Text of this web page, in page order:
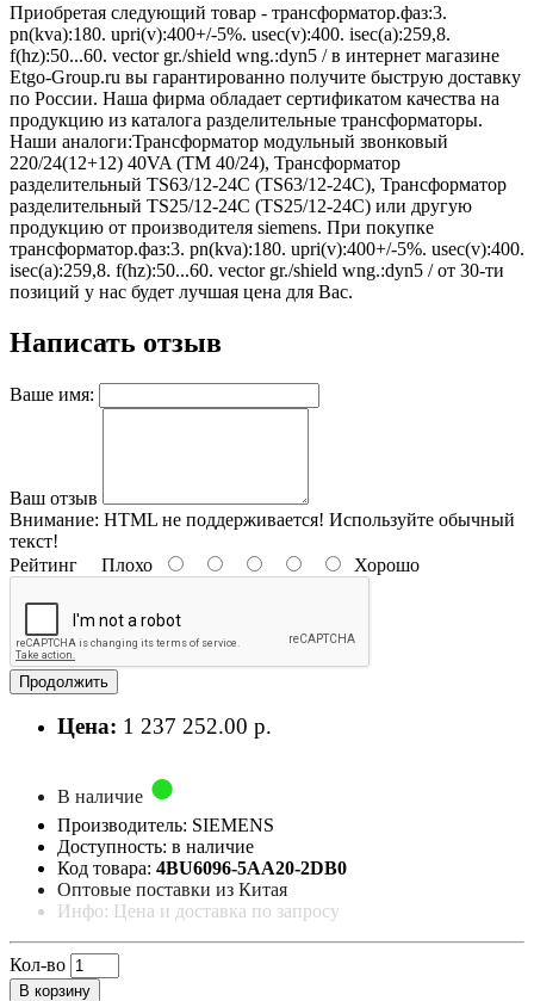
Приобретая следующий товар - трансформатор.фаз:3.
pn(kva):180. upri(v):400+/-5%. usec(v):400. isec(a):259,8.
f(hz):50...60. vector gr./shield wng.:dyn5 / в интернет магазине
Etgo-Group.ru вы гарантированно получите быструю доставку
по России. Наша фирма обладает сертификатом качества на
продукцию из каталога разделительные трансформаторы.
Наши аналоги:Трансформатор модульный звонковый
220/24(12+12) 40VA (TM 40/24), Трансформатор
разделительный TS63/12-24C (TS63/12-24C), Трансформатор
разделительный TS25/12-24C (TS25/12-24C) или другую
продукцию от производителя siemens. При покупке
трансформатор.фаз:3. pn(kva):180. upri(v):400+/-5%. usec(v):400.
isec(a):259,8. f(hz):50...60. vector gr./shield wng.:dyn5 / от 30-ти
позиций у нас будет лучшая цена для Вас.
Написать отзыв
Ваше имя:
Ваш отзыв
Внимание: HTML не поддерживается! Используйте обычный
текст!
Рейтинг Плохо Хорошо
Продолжить
Цена: 1 237 252.00 р.
В наличие
Производитель: SIEMENS
Доступность: в наличие
Код товара: 4BU6096-5AA20-2DB0
Оптовые поставки из Китая
Инфо: Цена и доставка по запросу
Кол-во
В корзину